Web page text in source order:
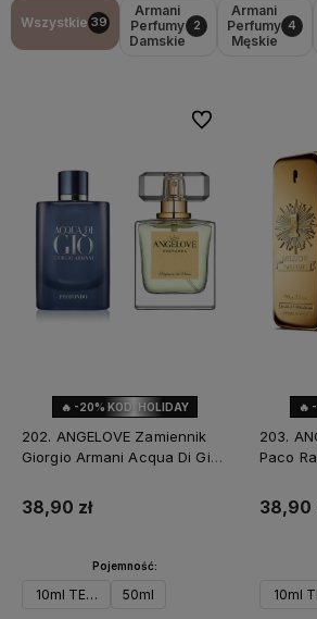
Wszystkie 39
Armani
Perfumy
Damskie
2
Armani
Perfumy
Męskie
4
🔥 -20% KOD: HOLIDAY
202. ANGELOVE Zamiennik
Giorgio Armani Acqua Di Gio
38,90 zł
Pojemność:
10ml TESTER 50ml
Do ulubionych
🔥
203.
Paco
38,90
10ml